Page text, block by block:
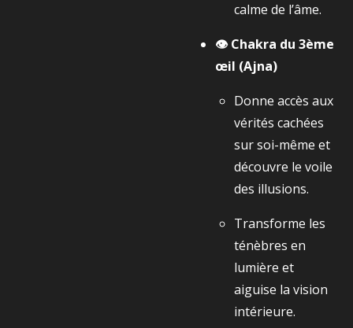
calme de l’âme.
👁️ Chakra du 3ème
œil (Ajna)
Donne accès aux
vérités cachées
sur soi-même et
découvre le voile
des illusions.
Transforme les
ténèbres en
lumière et
aiguise la vision
intérieure.